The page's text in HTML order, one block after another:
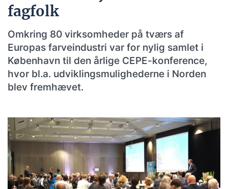
fagfolk
Omkring 80 virksomheder på tværs af
Europas farveindustri var for nylig samlet i
København til den årlige CEPE-konference,
hvor bl.a. udviklingsmulighederne i Norden
blev fremhævet.